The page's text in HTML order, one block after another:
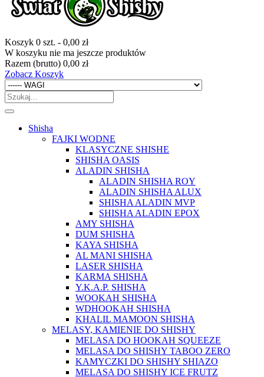
Koszyk 0 szt. - 0,00 zł
W koszyku nie ma jeszcze produktów
Razem (brutto) 0,00 zł
Zobacz Koszyk
Shisha
FAJKI WODNE
KLASYCZNE SHISHE
SHISHA OASIS
ALADIN SHISHA
ALADIN SHISHA ROY
ALADIN SHISHA ALUX
SHISHA ALADIN MVP
SHISHA ALADIN EPOX
AMY SHISHA
DUM SHISHA
KAYA SHISHA
AL MANI SHISHA
LASER SHISHA
KARMA SHISHA
Y.K.A.P. SHISHA
WOOKAH SHISHA
WDHOOKAH SHISHA
KHALIL MAMOON SHISHA
MELASY, KAMIENIE DO SHISHY
MELASA DO HOOKAH SQUEEZE
MELASA DO SHISHY TABOO ZERO
KAMYCZKI DO SHISHY SHIAZO
MELASA DO SHISHY ICE FRUTZ